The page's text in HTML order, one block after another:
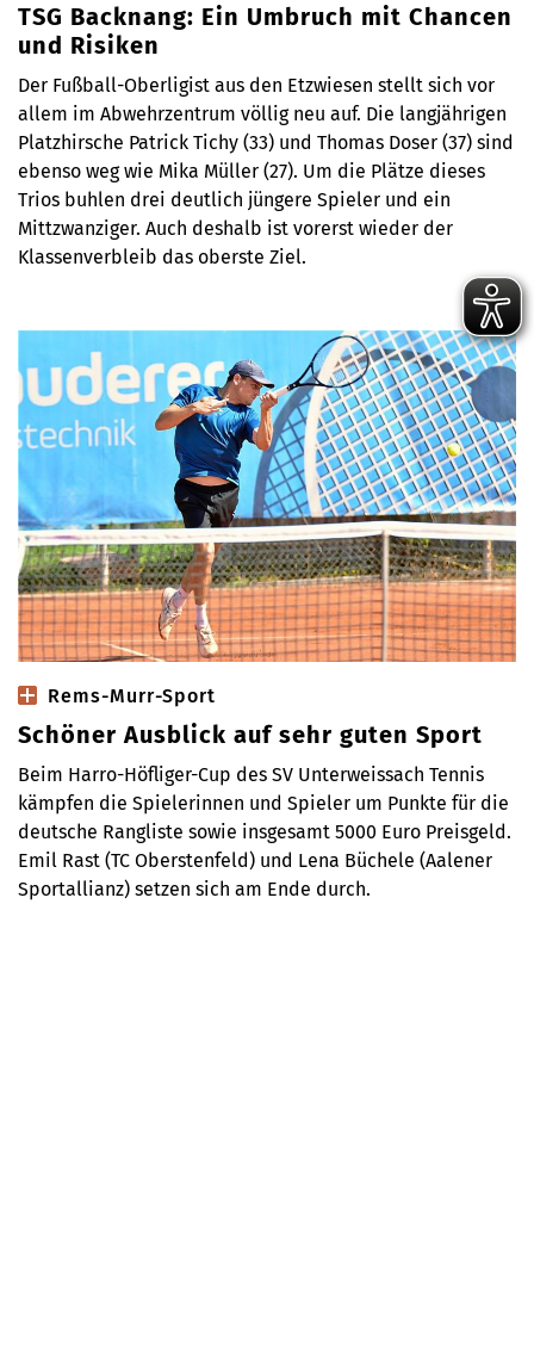
TSG Backnang: Ein Umbruch mit Chancen
und Risiken
Der Fußball-Oberligist aus den Etzwiesen stellt sich vor
allem im Abwehrzentrum völlig neu auf. Die langjährigen
Platzhirsche Patrick Tichy (33) und Thomas Doser (37) sind
ebenso weg wie Mika Müller (27). Um die Plätze dieses
Trios buhlen drei deutlich jüngere Spieler und ein
Mittzwanziger. Auch deshalb ist vorerst wieder der
Klassenverbleib das oberste Ziel.
Rems-Murr-Sport
Schöner Ausblick auf sehr guten Sport
Beim Harro-Höfliger-Cup des SV Unterweissach Tennis
kämpfen die Spielerinnen und Spieler um Punkte für die
deutsche Rangliste sowie insgesamt 5000 Euro Preisgeld.
Emil Rast (TC Oberstenfeld) und Lena Büchele (Aalener
Sportallianz) setzen sich am Ende durch.